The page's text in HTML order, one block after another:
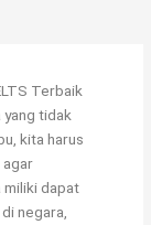
Terbaik
tidak
kita harus
agar
miliki dapat
negara,